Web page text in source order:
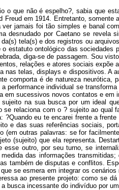
o que não é espelho?, sabia que
em 1914. Entretanto, somente
jamais foi tão simples e banal
desnudado por Caetano se revela
tela(s) e dos registros ou
estatuto ontológico das sociedades
diga-se de passagem. Sou
relações e atores sociais expõe
nas telas, displays e dispositivos. A
comporta é de natureza neurótica,
performance individual se transforma
em sucessivos novos contatos e em
na sua busca por um ideal
relaciona com o ? sujeito ao qual
?Quando eu te encarei frente a
e das suas referências sociais,
(em outras palavras: se for
(sujeito) que ela representa.
outro, por seu turno, se
das informações transmitidas;
também de disputas e conflitos.
se esmera em integrar os cenários
ao presente projeto: como se dá
busca incessante do indivíduo por